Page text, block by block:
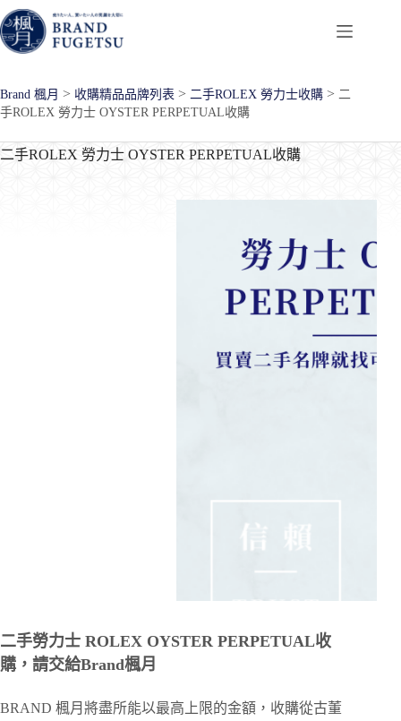
跳
至
主
內
容
Brand 楓月 > 收購精品品牌列表 > 二手ROLEX 勞力士收購 > 二
手ROLEX 勞力士 OYSTER PERPETUAL收購
二手ROLEX 勞力士 OYSTER PERPETUAL收購
二手勞力士 ROLEX OYSTER PERPETUAL收
購，請交給Brand楓月
BRAND 楓月將盡所能以最高上限的金額，收購從古董